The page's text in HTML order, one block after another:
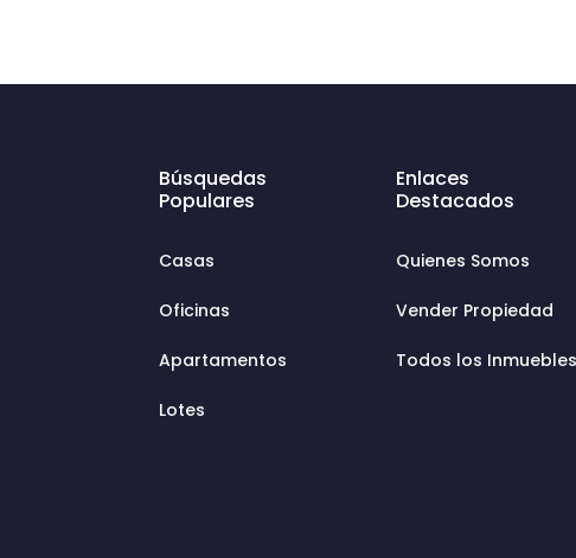
Búsquedas
Populares
Casas
Oficinas
Apartamentos
Lotes
Enlaces
Destacados
Quienes Somos
Vender Propiedad
Todos los Inmuebles